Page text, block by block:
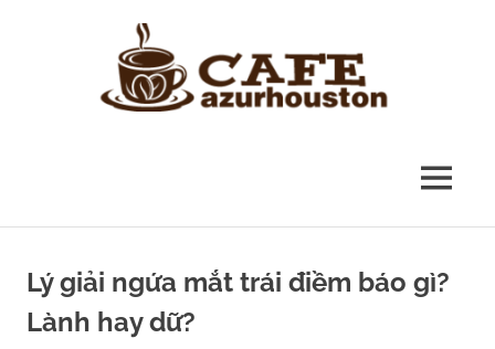
thao
MENU
Lý giải ngứa mắt trái điềm báo gì?
Lành hay dữ?